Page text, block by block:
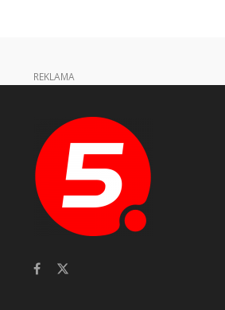
REKLAMA